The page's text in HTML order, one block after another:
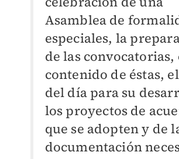
Asamblea de
especiales, la
de las convocatorias,
contenido de éstas,
del día para su
los proyectos de
que se adopten y de
documentación